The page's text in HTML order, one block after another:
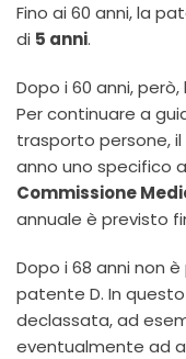
Fino ai 60 anni, la
di 5 anni.
Dopo i 60 anni,
Per continuare a
trasporto persone,
anno uno specifico
Commissione
annuale è previsto
Dopo i 68 anni non
patente D. In
declassata, ad
eventualmente ad